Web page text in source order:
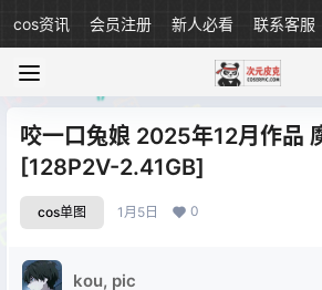
cos资讯 会员注册 新人必看 联系客服
咬一口兔娘 2025年12月作品
[128P2V-2.41GB]
cos单图 1月5日 0
kou, pic